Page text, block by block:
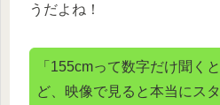
うだよね！
「155cmって数字だけ聞く
ど、映像で見ると本当にス